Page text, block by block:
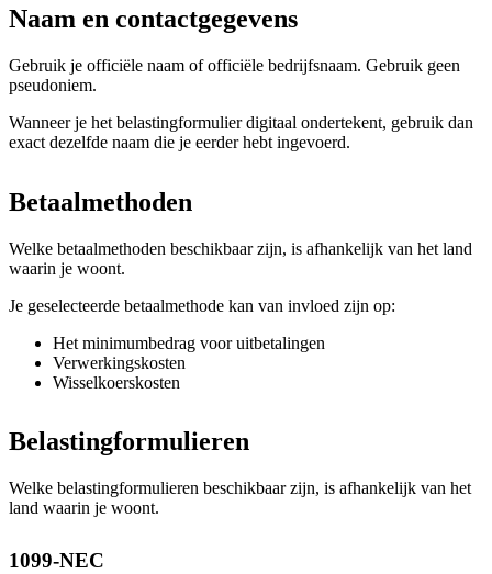
Naam en contactgegevens
Gebruik je officiële naam of officiële bedrijfsnaam. Gebruik geen
pseudoniem.
Wanneer je het belastingformulier digitaal ondertekent, gebruik dan
exact dezelfde naam die je eerder hebt ingevoerd.
Betaalmethoden
Welke betaalmethoden beschikbaar zijn, is afhankelijk van het land
waarin je woont.
Je geselecteerde betaalmethode kan van invloed zijn op:
Het minimumbedrag voor uitbetalingen
Verwerkingskosten
Wisselkoerskosten
Belastingformulieren
Welke belastingformulieren beschikbaar zijn, is afhankelijk van het
land waarin je woont.
1099-NEC